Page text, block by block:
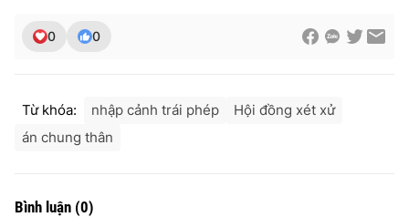
Liên hệ quảng cáo:
0 0
Từ khóa: nhập cảnh trái phép
Hội đồng xét xử
án chung thân
Bình luận (0)